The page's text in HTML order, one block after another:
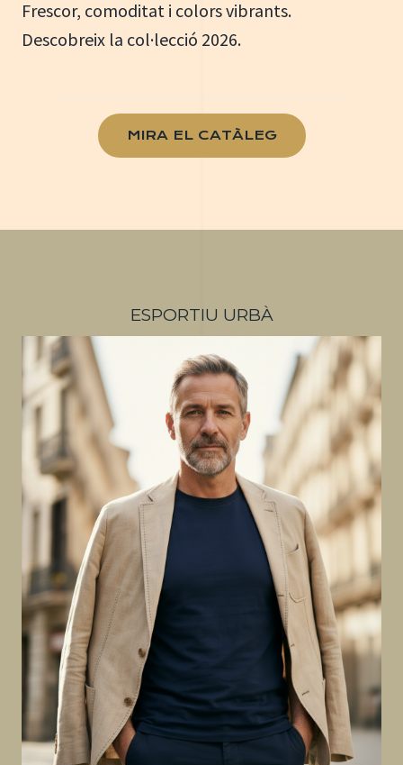
Frescor, comoditat i colors vibrants.
Descobreix la col·lecció 2026.
MIRA EL CATÀLEG
ESPORTIU URBÀ